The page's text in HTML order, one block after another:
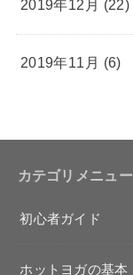
2019年12月 (22)
2019年11月 (6)
カテゴリメニュー
初心者ガイド
ホットヨガの基本